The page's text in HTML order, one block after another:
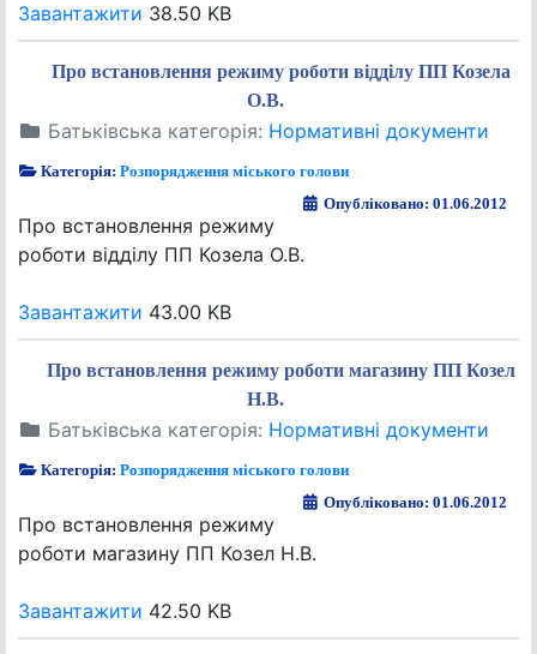
Завантажити 38.50 KB
Про встановлення режиму роботи відділу ПП Козела
О.В.
Батьківська категорія: Нормативні документи
Категорія:Розпорядження міського голови
Опубліковано: 01.06.2012
Про встановлення режиму
роботи відділу ПП Козела О.В.
Завантажити 43.00 KB
Про встановлення режиму роботи магазину ПП Козел
Н.В.
Батьківська категорія: Нормативні документи
Категорія:Розпорядження міського голови
Опубліковано: 01.06.2012
Про встановлення режиму
роботи магазину ПП Козел Н.В.
Завантажити 42.50 KB